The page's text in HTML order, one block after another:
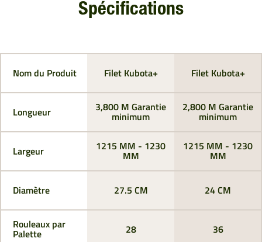
Spécifications
Nom du Produit
Longueur
Largeur
Diamètre
Rouleaux par
Palette
Filet Kubota+ Filet Kubota+
3,800 M Garantie
minimum
2,800 M Garantie
minimum
1215 MM - 1230
MM
1215 MM - 1230
MM
27.5 CM 24 CM
28 36